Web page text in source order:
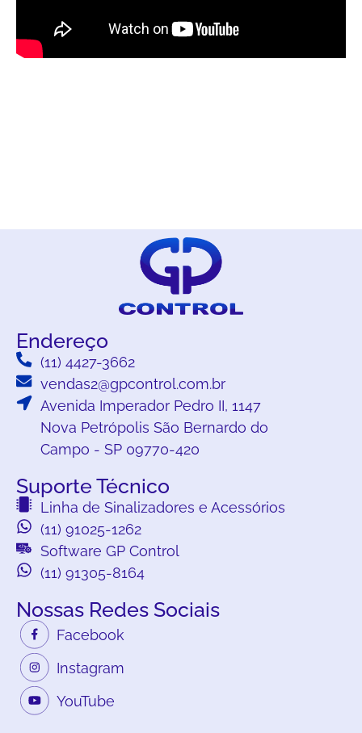
Endereço
(11) 4427-3662
vendas2@gpcontrol.com.br
Avenida Imperador Pedro II, 1147
Nova Petrópolis São Bernardo do
Campo - SP 09770-420
Suporte Técnico
Linha de Sinalizadores e Acessórios
(11) 91025-1262
Software GP Control
(11) 91305-8164
Nossas Redes Sociais
Facebook
Instagram
YouTube